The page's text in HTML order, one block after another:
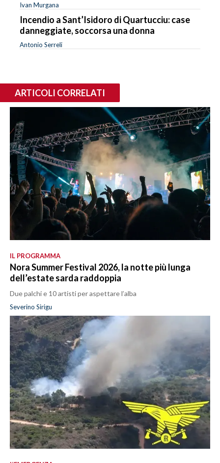
Ivan Murgana
Incendio a Sant’Isidoro di Quartucciu: case
danneggiate, soccorsa una donna
Antonio Serreli
ARTICOLI CORRELATI
IL PROGRAMMA
Nora Summer Festival 2026, la notte più lunga
dell’estate sarda raddoppia
Due palchi e 10 artisti per aspettare l’alba
Severino Sirigu